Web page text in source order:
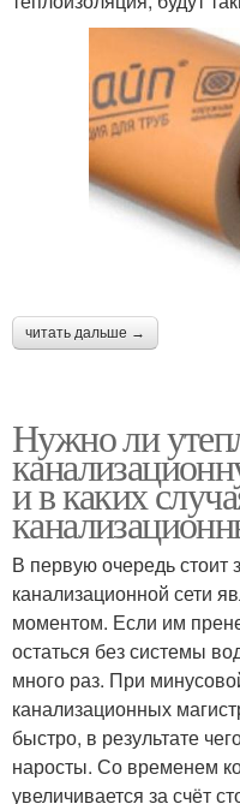
читать дальше →
Нужно ли
и в каких
В первую очередь стоит
канализационной сети
моментом. Если им
остаться без системы
много раз. При
канализационных
быстро, в результате
наросты. Со временем
увеличивается за счёт